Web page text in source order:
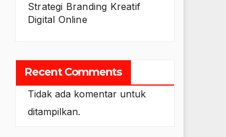
Strategi Branding Kreatif
Digital Online
Recent Comments
Tidak ada komentar untuk
ditampilkan.